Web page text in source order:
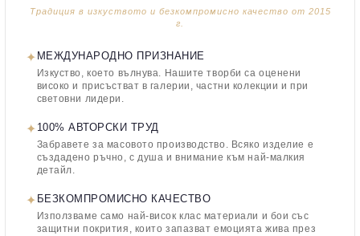
Традиция в изкуството и безкомпромисно качество от 2015
г.
✦ МЕЖДУНАРОДНО ПРИЗНАНИЕ
Изкуство, което вълнува. Нашите творби са оценени
високо и присъстват в галерии, частни колекции и при
световни лидери.
✦ 100% АВТОРСКИ ТРУД
Забравете за масовото производство. Всяко изделие е
създадено ръчно, с душа и внимание към най-малкия
детайл.
✦ БЕЗКОМПРОМИСНО КАЧЕСТВО
Използваме само най-висок клас материали и бои със
защитни покрития, които запазват емоцията жива през